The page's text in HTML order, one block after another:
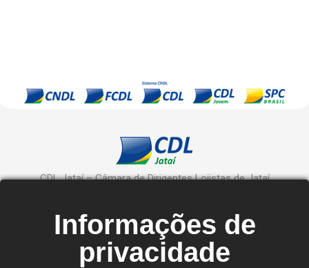
CDL Jataí – Câmara de Dirigentes Lojistas de Jataí
Ver no mapa
comercial@cdljatai
(64) 99602 - 8923
Informações de
privacidade